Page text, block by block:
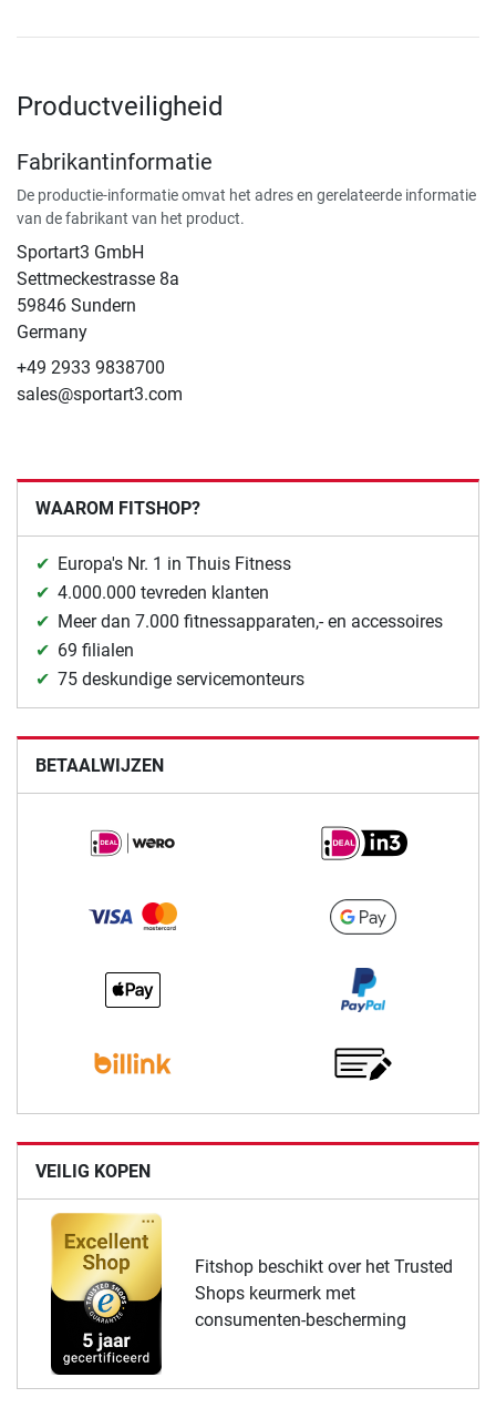
Productveiligheid
Fabrikantinformatie
De productie-informatie omvat het adres en gerelateerde informatie
van de fabrikant van het product.
Sportart3 GmbH
Settmeckestrasse 8a
59846 Sundern
Germany
+49 2933 9838700
sales@sportart3.com
WAAROM FITSHOP?
Europa's Nr. 1 in Thuis Fitness
4.000.000 tevreden klanten
Meer dan 7.000 fitnessapparaten,- en accessoires
69 filialen
75 deskundige servicemonteurs
BETAALWIJZEN
VEILIG KOPEN
Fitshop beschikt over het Trusted
Shops keurmerk met
consumenten-bescherming